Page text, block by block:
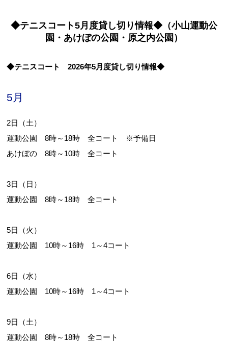
小山市公共施設予約システム
◆テニスコート5月度貸し切り情報◆（小山運動公
園・あけぼの公園・原之内公園）
◆テニスコート 2026年5月度貸し切り情報◆
5月
2日（土）
運動公園 8時～18時 全コート ※予備日
あけぼの 8時～10時 全コート
3日（日）
運動公園 8時～18時 全コート
5日（火）
運動公園 10時～16時 1～4コート
6日（水）
運動公園 10時～16時 1～4コート
9日（土）
運動公園 8時～18時 全コート